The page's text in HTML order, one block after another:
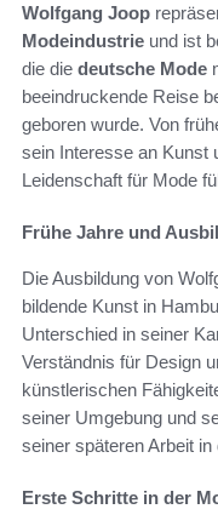
Wolfgang Joop
Modeindustrie und ist
die die deutsche Mode
beeindruckende Reise
geboren wurde. Von
sein Interesse an Kunst
Leidenschaft für Mode
Frühe Jahre und
Die Ausbildung von
bildende Kunst in
Unterschied in seiner
Verständnis für Design
künstlerischen
seiner Umgebung und
seiner späteren Arbeit in
Erste Schritte in der